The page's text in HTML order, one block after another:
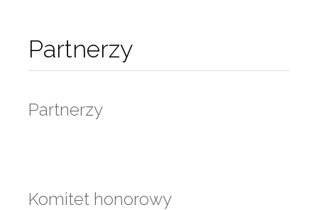
Partnerzy
Partnerzy
Komitet honorowy